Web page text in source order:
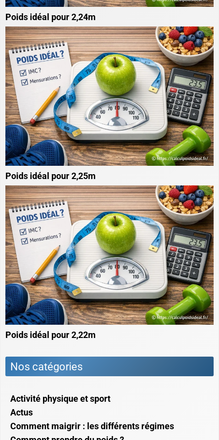
Poids idéal pour 2,24m
Poids idéal pour 2,25m
Poids idéal pour 2,22m
Nos catégories
Activité physique et sport
Actus
Comment maigrir : les différents régimes